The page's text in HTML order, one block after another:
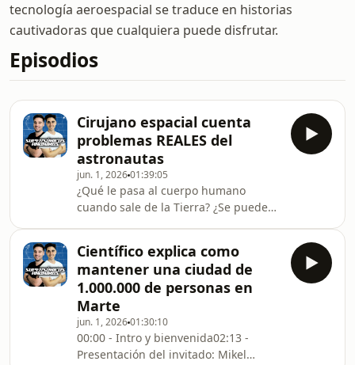
tecnología aeroespacial se traduce en historias
cautivadoras que cualquiera puede disfrutar.
Episodios
Cirujano espacial cuenta
problemas REALES del
astronautas
jun. 1, 202601:39:05
¿Qué le pasa al cuerpo humano
cuando sale de la Tierra? ¿Se puede
hablamos con Pablo Paglialunga,
cirujano torácico, doctor en medicina
y miembro del Consorcio
Internacional de Cirugía Espacial.
Pablo acaba de completar el Space
Physician Training Course de la
Agencia Espacial Europea (ESA) en
Científico explica como
mantener una ciudad de
1.000.000 de personas en
Marte
jun. 1, 202601:30:10
00:00​ - Intro y bienvenida02:13​ -
Presentación del invitado: Mikel